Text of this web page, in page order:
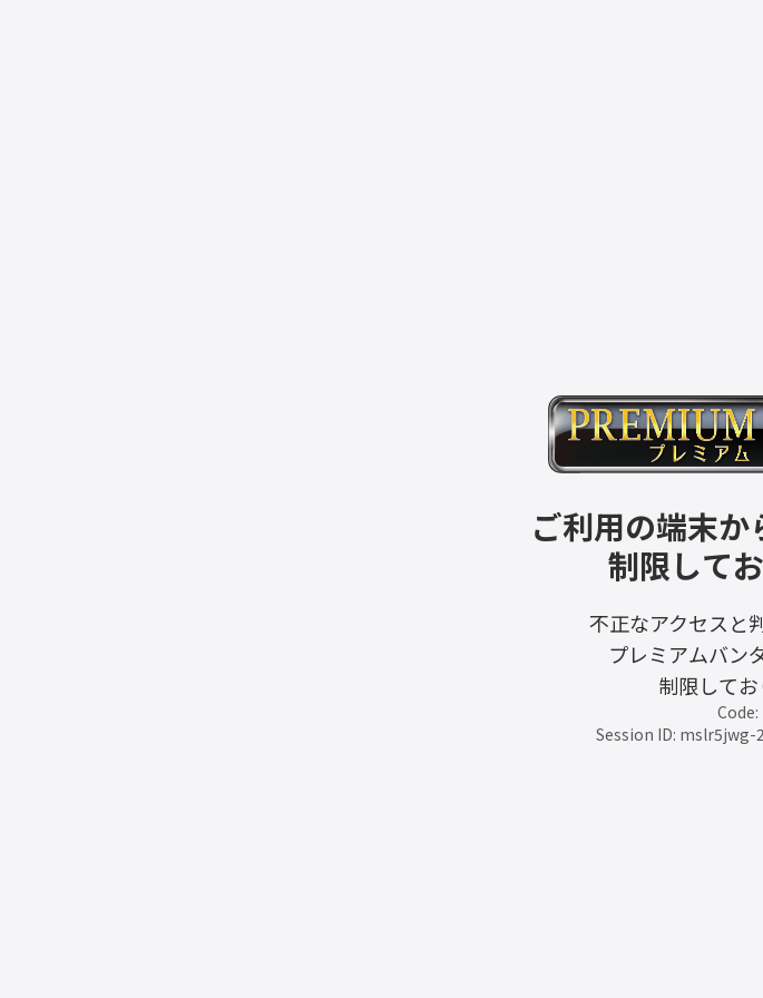
ご利用の端末か
制限して
不正なアクセスと
プレミアムバン
制限してお
Code:
Session ID: mslr5jwg-